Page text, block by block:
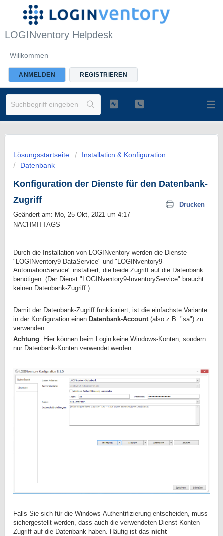
LOGINventory Helpdesk
Willkommen
ANMELDEN REGISTRIEREN
Lösungsstartseite
Installation & Konfiguration
Datenbank
Konfiguration der Dienste für den Datenbank-
Zugriff
Drucken
Geändert am: Mo, 25 Okt, 2021 um 4:17
NACHMITTAGS
Durch die Installation von LOGINventory werden die Dienste
"LOGINventory9-DataService" und "LOGINventory9-
AutomationService" installiert, die beide Zugriff auf die Datenbank
benötigen. (Der Dienst "LOGINventory9-InventoryService" braucht
keinen Datenbank-Zugriff.)
Damit der Datenbank-Zugriff funktioniert, ist die einfachste Variante
in der Konfiguration einen Datenbank-Account(also z.B. "sa") zu
verwenden.
Achtung: Hier können beim Login keine Windows-Konten, sondern
nur Datenbank-Konten verwendet werden.
Falls Sie sich für die Windows-Authentifizierung entscheiden, muss
sichergestellt werden, dass auch die verwendeten Dienst-Konten
Zugriff auf die Datenbank haben. Häufig ist das nicht